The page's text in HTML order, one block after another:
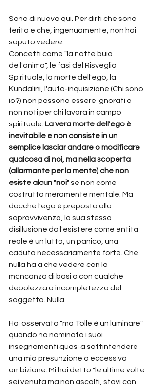
Sono di nuovo qui. Per dirti che sono
ferita e che, ingenuamente, non hai
saputo vedere.
Concetti come "la notte buia
dell'anima", le fasi del Risveglio
Spirituale, la morte dell'ego, la
Kundalini, l'auto-inquisizione (Chi sono
io?) non possono essere ignorati o
non noti per chi lavora in campo
spirituale. La vera morte dell'ego è
inevitabile e non consiste in un
semplice lasciar andare o modificare
qualcosa di noi, ma nella scoperta
(allarmante per la mente) che non
esiste alcun "noi" se non come
costrutto meramente mentale. Ma
dacché l'ego è preposto alla
sopravvivenza, la sua stessa
disillusione dall'esistere come entità
reale è un lutto, un panico, una
caduta necessariamente forte. Che
nulla ha a che vedere con la
mancanza di basi o con qualche
debolezza o incompletezza del
soggetto. Nulla.
Hai osservato "ma Tolle è un luminare"
quando ho nominato i suoi
insegnamenti quasi a sottintendere
una mia presunzione o eccessiva
ambizione. Mi hai detto "le ultime volte
sei venuta ma non ascolti, stavi con